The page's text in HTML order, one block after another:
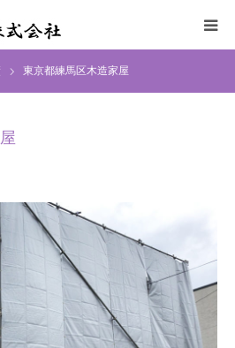
東京都練馬区木造家屋